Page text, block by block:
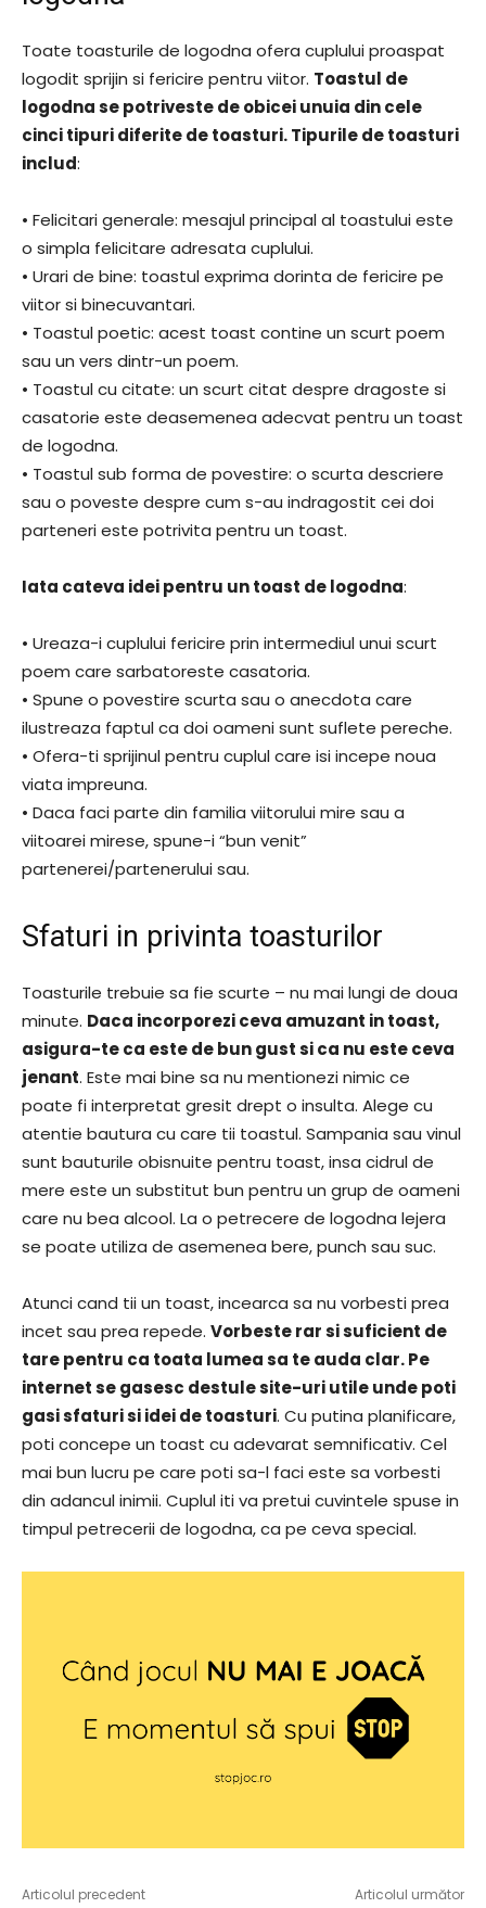
Toate toasturile de logodna ofera cuplului proaspat
logodit sprijin si fericire pentru viitor. Toastul de
logodna se potriveste de obicei unuia din cele
cinci tipuri diferite de toasturi. Tipurile de toasturi
includ:
• Felicitari generale: mesajul principal al toastului este
o simpla felicitare adresata cuplului.
• Urari de bine: toastul exprima dorinta de fericire pe
viitor si binecuvantari.
• Toastul poetic: acest toast contine un scurt poem
sau un vers dintr-un poem.
• Toastul cu citate: un scurt citat despre dragoste si
casatorie este deasemenea adecvat pentru un toast
de logodna.
• Toastul sub forma de povestire: o scurta descriere
sau o poveste despre cum s-au indragostit cei doi
parteneri este potrivita pentru un toast.
Iata cateva idei pentru un toast de logodna:
• Ureaza-i cuplului fericire prin intermediul unui scurt
poem care sarbatoreste casatoria.
• Spune o povestire scurta sau o anecdota care
ilustreaza faptul ca doi oameni sunt suflete pereche.
• Ofera-ti sprijinul pentru cuplul care isi incepe noua
viata impreuna.
• Daca faci parte din familia viitorului mire sau a
viitoarei mirese, spune-i “bun venit”
partenerei/partenerului sau.
Sfaturi in privinta toasturilor
Toasturile trebuie sa fie scurte – nu mai lungi de doua
minute. Daca incorporezi ceva amuzant in toast,
asigura-te ca este de bun gust si ca nu este ceva
jenant. Este mai bine sa nu mentionezi nimic ce
poate fi interpretat gresit drept o insulta. Alege cu
atentie bautura cu care tii toastul. Sampania sau vinul
sunt bauturile obisnuite pentru toast, insa cidrul de
mere este un substitut bun pentru un grup de oameni
care nu bea alcool. La o petrecere de logodna lejera
se poate utiliza de asemenea bere, punch sau suc.
Atunci cand tii un toast, incearca sa nu vorbesti prea
incet sau prea repede. Vorbeste rar si suficient de
tare pentru ca toata lumea sa te auda clar. Pe
internet se gasesc destule site-uri utile unde poti
gasi sfaturi si idei de toasturi. Cu putina planificare,
poti concepe un toast cu adevarat semnificativ. Cel
mai bun lucru pe care poti sa-l faci este sa vorbesti
din adancul inimii. Cuplul iti va pretui cuvintele spuse in
timpul petrecerii de logodna, ca pe ceva special.
Articolul precedent Articolul următor